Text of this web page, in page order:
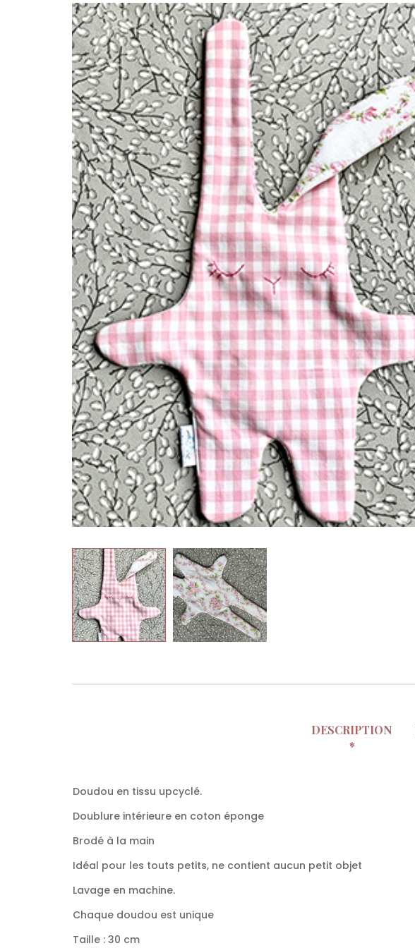
DESCRIPTION
Doudou en tissu upcyclé.
Doublure intérieure en coton éponge
Brodé à la main
Idéal pour les touts petits, ne contient aucun petit objet
Lavage en machine.
Chaque doudou est unique
Taille : 30 cm